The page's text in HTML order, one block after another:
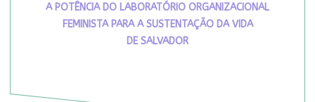
A POTÊNCIA DO LABORATÓRIO ORGANIZACIONAL
FEMINISTA PARA A SUSTENTAÇÃO DA VIDA
DE SALVADOR